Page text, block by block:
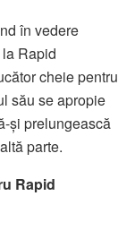
în vedere
Rapid
cheie pentru
său se apropie
și prelungească
parte.
Rapid